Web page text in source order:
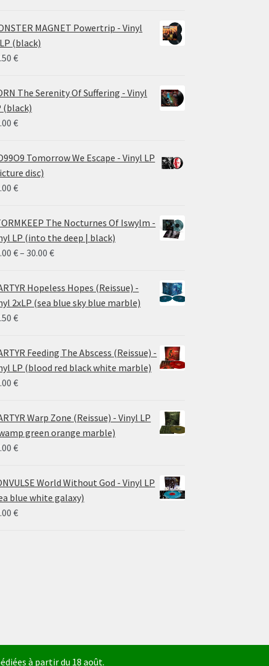
à partir du 18 août.
MAGNET Powertrip - Vinyl
(black)
€
The Serenity Of Suffering - Vinyl
(black)
€
Tomorrow We Escape - Vinyl LP
disc)
€
The Nocturnes Of Iswylm -
LP (into the deep | black)
€– 30.00€Price
24.00 €
through
Hopeless Hopes (Reissue) -
2xLP (sea blue sky blue marble)
€
Feeding The Abscess (Reissue) -
LP (blood red black white marble)
€
Warp Zone (Reissue) - Vinyl LP
green orange marble)
€
World Without God - Vinyl LP
blue white galaxy)
€